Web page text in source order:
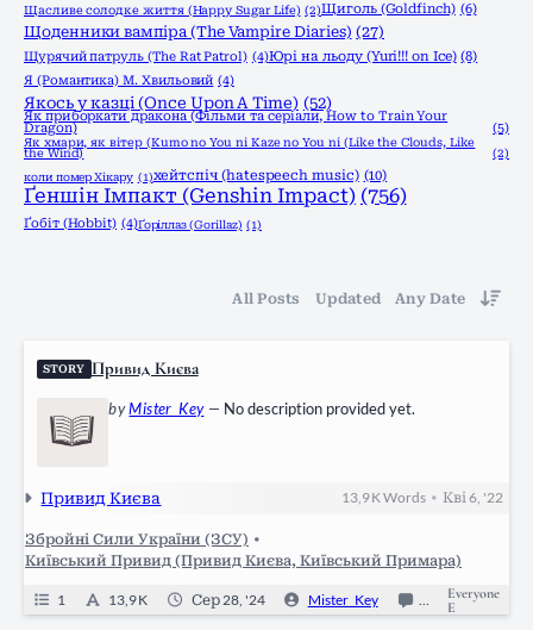
Щасливе солодке життя (Happy Sugar Life) (2)Щиголь (Goldfinch) (6)
Щоденники вампіра (The Vampire Diaries) (27)
Щурячий патруль (The Rat Patrol) (4)Юрі на льоду (Yuri!!! on Ice) (8)
Я (Романтика) М. Хвильовий (4)
Якось у казці (Once Upon A Time) (52)
Як приборкати дракона (Фільми та серіали, How to Train Your
Dragon) (5)
Як хмари, як вітер (Kumo no You ni Kaze no You ni (Like the Clouds, Like
the Wind)
(2)
коли помер Хікару (1)хейтспіч (hatespeech music) (10)
Ґеншін Імпакт (Genshin Impact) (756)
Ґобіт (Hobbit) (4)Ґоріллаз (Gorillaz) (1)
All Posts Updated Any Date
STORY Привид Києва
byMister_Key— No description provided yet.
Привид Києва 13,9 KWords •Кві 6, '22
Збройні Сили України (ЗСУ) •
Київський Привид (Привид Києва, Київський Примара)
1 13,9 K Сер 28, '24 Mister_Key Ongoing
Everyone
E